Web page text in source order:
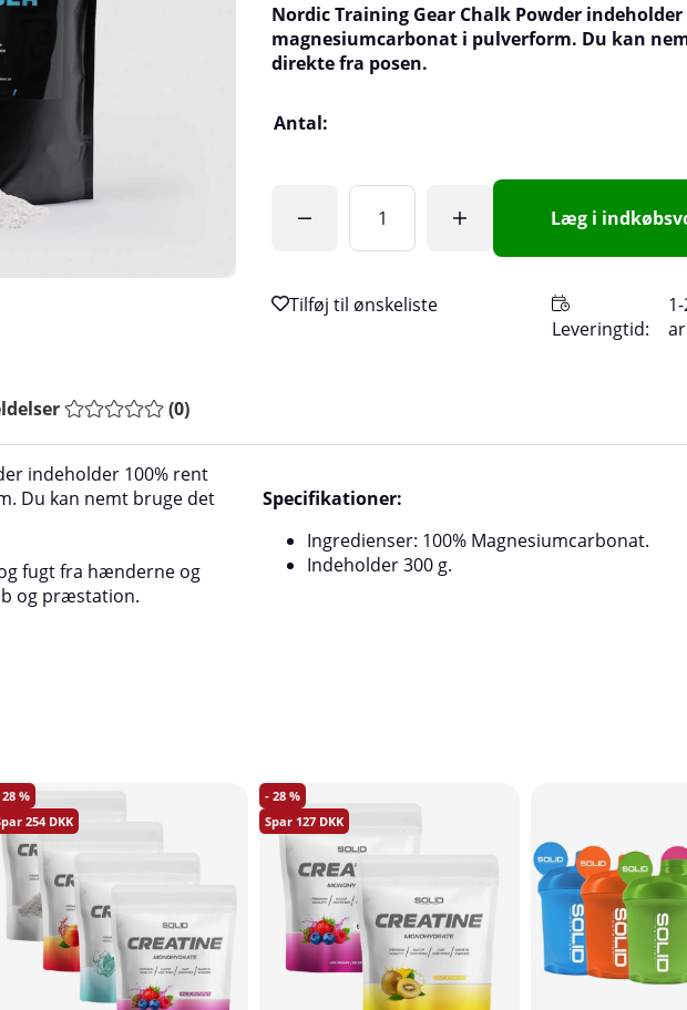
Nordic Training Gear Chalk Powder indeholder
magnesiumcarbonat i pulverform. Du kan
direkte fra posen.
Antal:
Læg i
Leveringtid:
(0)
indeholder 100% rent
Du kan nemt bruge det
fugt fra hænderne og
og præstation.
Specifikationer:
Ingredienser: 100% Magnesiumcarbonat.
Indeholder 300 g.
254
28
127